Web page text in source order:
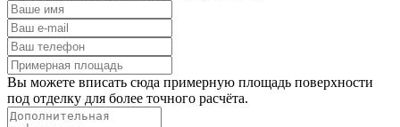
Вы можете вписать сюда примерную площадь поверхности
под отделку для более точного расчёта.